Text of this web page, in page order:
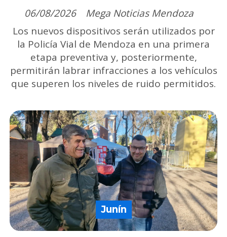
Mega Noticias Mendoza
06/08/2026
Los nuevos dispositivos serán utilizados por
la Policía Vial de Mendoza en una primera
etapa preventiva y, posteriormente,
permitirán labrar infracciones a los vehículos
que superen los niveles de ruido permitidos.
Junín